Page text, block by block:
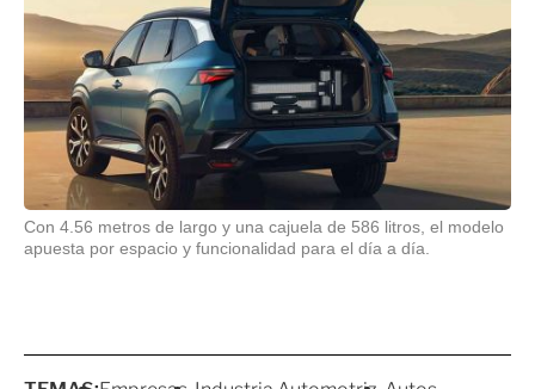
Con 4.56 metros de largo y una cajuela de 586 litros, el modelo
apuesta por espacio y funcionalidad para el día a día.